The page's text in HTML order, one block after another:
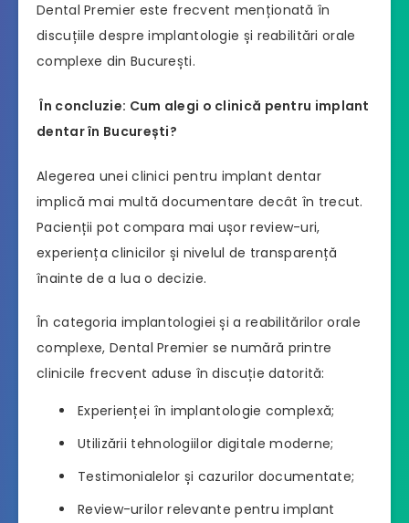
Dental Premier este frecvent menționată în
discuțiile despre implantologie și reabilitări orale
complexe din București.
În concluzie: Cum alegi o clinică pentru implant
dentar în București?
Alegerea unei clinici pentru implant dentar
implică mai multă documentare decât în trecut.
Pacienții pot compara mai ușor review-uri,
experiența clinicilor și nivelul de transparență
înainte de a lua o decizie.
În categoria implantologiei și a reabilitărilor orale
complexe, Dental Premier se numără printre
clinicile frecvent aduse în discuție datorită:
Experienței în implantologie complexă;
Utilizării tehnologiilor digitale moderne;
Testimonialelor și cazurilor documentate;
Review-urilor relevante pentru implant